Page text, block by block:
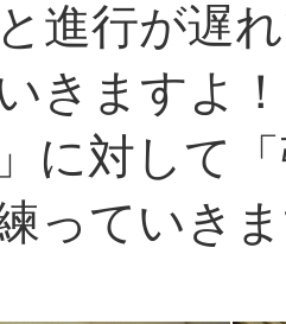
進行が遅
きますよ！
」に対して
っていき